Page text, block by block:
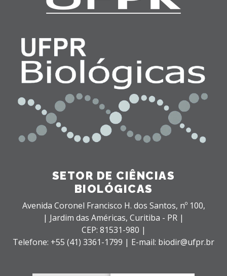
SETOR DE CIÊNCIAS
BIOLÓGICAS
Avenida Coronel Francisco H. dos Santos, nº 100,
| Jardim das Américas, Curitiba - PR |
CEP: 81531-980 |
Telefone: +55 (41) 3361-1799 | E-mail: biodir@ufpr.br